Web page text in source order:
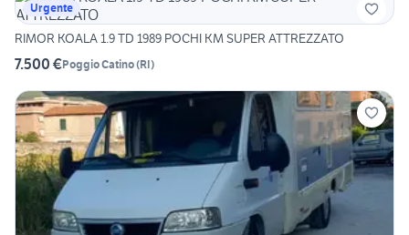
Urgente
RIMOR KOALA 1.9 TD 1989 POCHI KM SUPER ATTREZZATO
7.500 €Poggio Catino(RI)